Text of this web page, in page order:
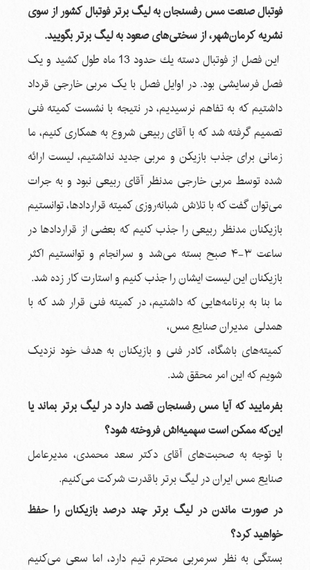
فوتبال صنعت مس رفسنجان به لیگ برتر فوتبال کشور از سوی
نشریه كرمان‌شهر، از سختی‌های صعود به لیگ برتر بگویید.
این فصل از فوتبال دسته یك حدود 13 ماه طول کشید و یک
فصل فرسایشی بود. در اوایل فصل با یک مربی خارجی قرداد
داشتیم که به تفاهم نرسیدیم، در نتیجه با نشست کمیته فنی
تصمیم گرفته شد که با آقای ربیعی شروع به همکاری کنیم، ما
زمانی برای جذب بازیکن و مربی جدید نداشتیم، لیست ارائه
شده توسط مربی خارجی مدنظر آقای ربیعی نبود و به جرات
می‌توان گفت که با تلاش شبانه‌روزی کمیته قراردادها، توانستیم
بازیکنان مدنظر ربیعی را جذب کنیم که بعضی از قراردادها در
ساعت ۳-۴ صبح بسته می‌شد و سرانجام و توانستیم اکثر
بازیکنان این لیست ایشان را جذب کنیم و استارت کار زده شد.
ما بنا به برنامه‌هایی که داشتیم، در کمیته فنی قرار شد که با
همدلی مدیران صنایع مس،
کمیته‌های باشگاه، کادر فنی و بازیکنان به هدف خود نزدیک
شویم که این امر محقق شد.
بفرمایید که آیا مس رفسنجان قصد دارد در لیگ برتر بماند یا
این‌که ممکن است سهمیه‌اش فروخته شود؟
با توجه به صحبت‌های آقای دكتر سعد محمدی، مدیرعامل
صنایع مس ایران در لیگ برتر باقدرت شرکت می‌کنیم.
در صورت ماندن در لیگ برتر چند درصد بازیکنان را حفظ
خواهید کرد؟
بستگی به نظر سرمربی محترم تیم دارد، اما سعی می‌کنیم